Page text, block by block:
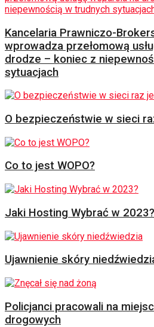
Kancelaria Prawniczo-
wprowadza przełomową
drodze – koniec z
sytuacjach
O bezpieczeństwie w sieci
Co to jest WOPO?
Jaki Hosting Wybrać w 2023?
Ujawnienie skóry
Policjanci pracowali na
drogowych